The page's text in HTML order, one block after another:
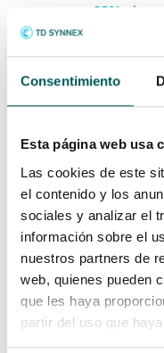
Consentimiento
Esta página web usa
Las cookies de este
el contenido y los
sociales y analizar el
información sobre el
nuestros partners de
web, quienes pueden
que les haya
partir del uso que
en un 63%
al
conjunto de
Conjunto de
Arquitectura